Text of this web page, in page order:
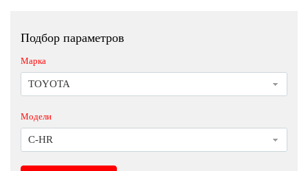
Подбор параметров
Марка
TOYOTA
Модели
C-HR